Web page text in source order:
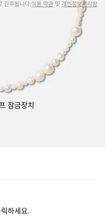
간주됩니다. 이용 약관 및 개인정보처리방
잠금장치
하세요.